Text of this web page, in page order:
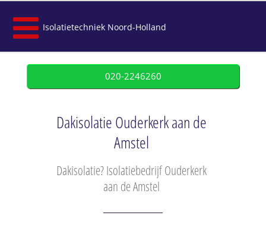
Isolatietechniek Noord-Holland
020-2246260
Dakisolatie Ouderkerk aan de
Amstel
Dakisolatie? Isolatiebedrijf Ouderkerk
aan de Amstel